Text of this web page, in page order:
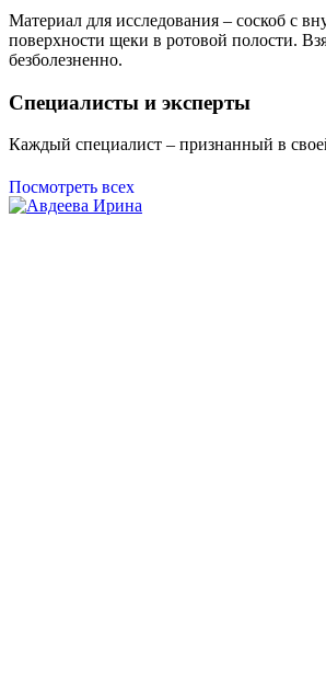
Материал для исследования – соскоб с
поверхности щеки в ротовой полости.
безболезненно.
Специалисты и эксперты
Каждый специалист – признанный в
Посмотреть всех